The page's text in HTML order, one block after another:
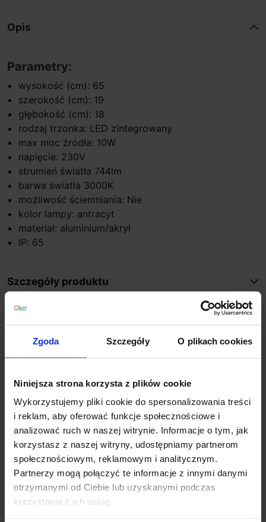
Zgoda Szczegóły O plikach cookies
Niniejsza strona korzysta z plików cookie
Wykorzystujemy pliki cookie do spersonalizowania treści
i reklam, aby oferować funkcje społecznościowe i
analizować ruch w naszej witrynie. Informacje o tym, jak
korzystasz z naszej witryny, udostępniamy partnerom
społecznościowym, reklamowym i analitycznym.
Partnerzy mogą połączyć te informacje z innymi danymi
otrzymanymi od Ciebie lub uzyskanymi podczas
korzystania z ich usług.
Opis
Parametry:
wysokość (cm): 65
szerokość (cm): 19
głębokość (cm): 18
rodzaj trzonka: LED zintegrowany
max moc źródła: 10W
napięcie: 230V
strumień światła 744lm
barwa światła 3000K
możliwość ściemniania: Nie
kolor lampy: antracyt
materiał: aluminium/akryl
IP: 65
Szczegóły produktu
LUCES CAMPECHUELA
LE71568 lampa
zewnętrzna stojąca LED
LUCES
CONTRAMAESTRE